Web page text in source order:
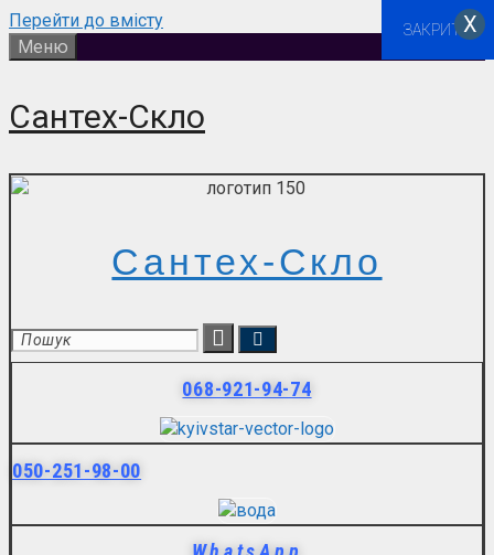
Перейти до вмісту
Меню
Сантех-Скло
Сантех-Скло
068-921-94-74
050-251-98-00
ЗАКРИТИХ